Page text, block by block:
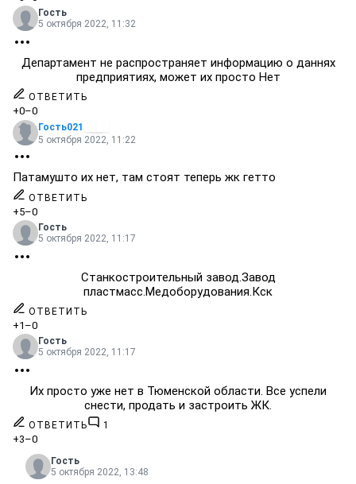
Гость
5 октября 2022, 11:32
Департамент не распространяет информацию о даннях
предприятиях, может их просто Нет
ОТВЕТИТЬ
+0–0
Гость021
5 октября 2022, 11:22
Патамушто их нет, там стоят теперь жк гетто
ОТВЕТИТЬ
+5–0
Гость
5 октября 2022, 11:17
Станкостроительный завод.Завод
пластмасс.Медоборудования.Кск
ОТВЕТИТЬ
+1 –0
Гость
5 октября 2022, 11:17
Их просто уже нет в Тюменской области. Все успели
снести, продать и застроить ЖК.
ОТВЕТИТЬ 1
+3–0
Гость
5 октября 2022, 13:48